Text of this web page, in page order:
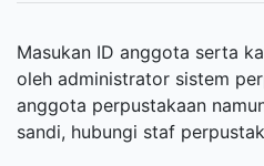
Masukan ID anggota serta
oleh administrator sistem
anggota perpustakaan
sandi, hubungi staf